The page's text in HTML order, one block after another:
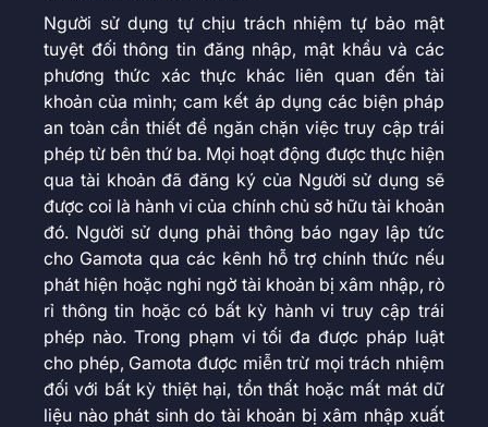
Người sử dụng tự chịu trách nhiệm tự bảo mật
tuyệt đối thông tin đăng nhập, mật khẩu và các
phương thức xác thực khác liên quan đến tài
khoản của mình; cam kết áp dụng các biện pháp
an toàn cần thiết để ngăn chặn việc truy cập trái
phép từ bên thứ ba. Mọi hoạt động được thực hiện
qua tài khoản đã đăng ký của Người sử dụng sẽ
được coi là hành vi của chính chủ sở hữu tài khoản
đó. Người sử dụng phải thông báo ngay lập tức
cho Gamota qua các kênh hỗ trợ chính thức nếu
phát hiện hoặc nghi ngờ tài khoản bị xâm nhập, rò
rỉ thông tin hoặc có bất kỳ hành vi truy cập trái
phép nào. Trong phạm vi tối đa được pháp luật
cho phép, Gamota được miễn trừ mọi trách nhiệm
đối với bất kỳ thiệt hại, tổn thất hoặc mất mát dữ
liệu nào phát sinh do tài khoản bị xâm nhập xuất